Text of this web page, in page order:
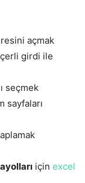
açmak
girdi ile
seçmek
sayfaları
için excel